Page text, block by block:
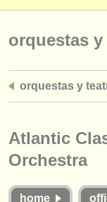
empleos -
cursillos
concursos
orquestas
orquestas y
Atlantic
Orchestra
home